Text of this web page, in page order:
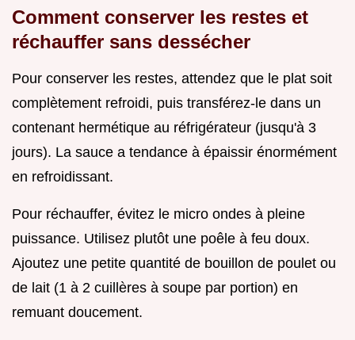
Comment conserver les restes et
réchauffer sans dessécher
Pour conserver les restes, attendez que le plat soit
complètement refroidi, puis transférez-le dans un
contenant hermétique au réfrigérateur (jusqu'à 3
jours). La sauce a tendance à épaissir énormément
en refroidissant.
Pour réchauffer, évitez le micro ondes à pleine
puissance. Utilisez plutôt une poêle à feu doux.
Ajoutez une petite quantité de bouillon de poulet ou
de lait (1 à 2 cuillères à soupe par portion) en
remuant doucement.